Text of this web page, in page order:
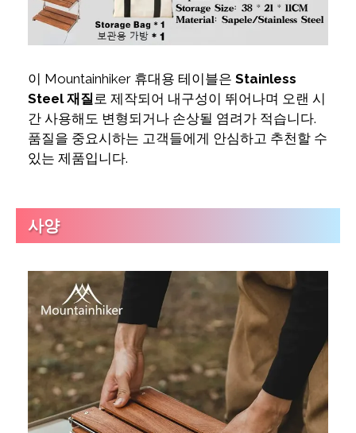
이 Mountainhiker 휴대용 테이블은 Stainless
Steel 재질로 제작되어 내구성이 뛰어나며 오랜 시
간 사용해도 변형되거나 손상될 염려가 적습니다.
품질을 중요시하는 고객들에게 안심하고 추천할 수
있는 제품입니다.
사양